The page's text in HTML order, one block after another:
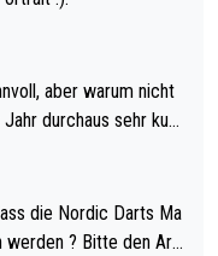
aber warum nicht
des Weltmei
werden ? Bitte den Arti